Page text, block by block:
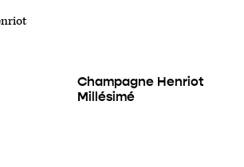
Champagne Henriot
Millésimé